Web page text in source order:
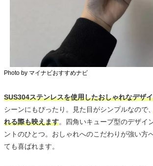
Photo by マイナビおすすめナビ
SUS304ステンレスを使用したおしゃれなデザ
シーンにもぴったり。見た目がシンプルなので、
れる際も映えます。四角いキューブ型のデザイ
ントのひとつ。おしゃれへのこだわりが強い方
ても喜ばれます。